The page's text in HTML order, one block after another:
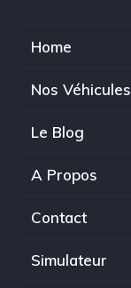
Home
Nos Véhicules
Le Blog
A Propos
Contact
Simulateur